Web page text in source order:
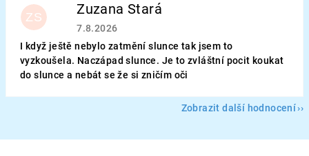
ZS Zuzana Stará
Hodnocení obchodu je 5 z 5 hvězdiček.
7.8.2026
I když ještě nebylo zatmění slunce tak jsem to
vyzkoušela. Naczápad slunce. Je to zvláštní pocit koukat
do slunce a nebát se že si zničím oči
Zobrazit další hodnocení